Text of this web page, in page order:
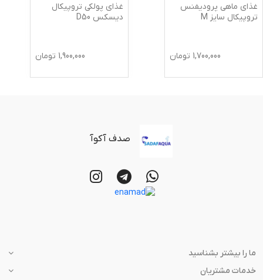
غذای ماهی پرودیفنس
تروپیکال سایز M
1,700,000 تومان
غذای پولکی تروپیکال
دیسکس D50
1,900,000 تومان
صدف آکوآ
ما را بیشتر بشناسید
خدمات مشتریان